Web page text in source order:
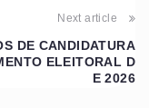
Next article
DE CANDIDATURA
ELEITORAL D
E 2026